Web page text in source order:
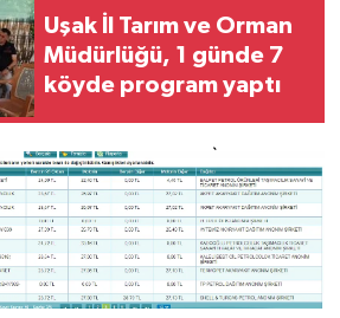
Uşak İl Tarım ve Orman
Müdürlüğü, 1 günde 7
köyde program yaptı